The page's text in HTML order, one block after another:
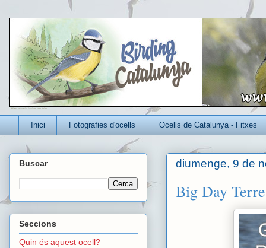
Un blog per conèixer millor els ocells que viuen a Catalunya
Inici Fotografies d'ocells Ocells de Catalunya - Fitxes
diumenge, 9 de
Big Day
Buscar
Seccions
Quin és aquest ocell?